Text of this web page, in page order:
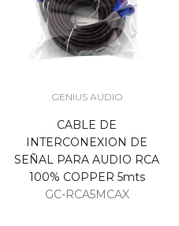
GENIUS AUDIO
CABLE DE
INTERCONEXION DE
SEÑAL PARA AUDIO RCA
100% COPPER 5mts
GC-RCA5MCAX